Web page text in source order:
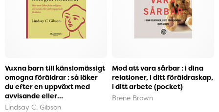
Vuxna barn till känslomässigt
omogna föräldrar : så läker
du efter en uppväxt med
avvisande eller
självupptagna föräldra...
Lindsay C. Gibson
Mod att vara sårbar : i dina
relationer, i ditt föräldraskap,
i ditt arbete (pocket)
Brene Brown